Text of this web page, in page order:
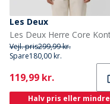
Les Deux
Vejl. pris299,99 kr.
Spare180,00 kr.
Current
119,99 kr.
Halv pris eller mindre